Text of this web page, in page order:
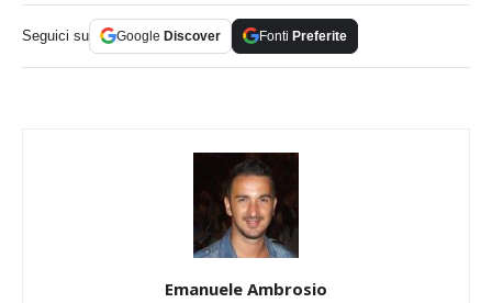
Seguici su Google Discover Fonti Preferite
Emanuele Ambrosio